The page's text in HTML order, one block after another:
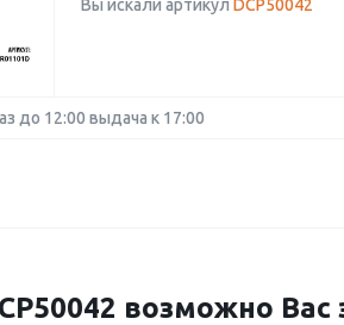
Вы искали артикул DCP50042
до 12:00 выдача к 17:00
возможно Вас